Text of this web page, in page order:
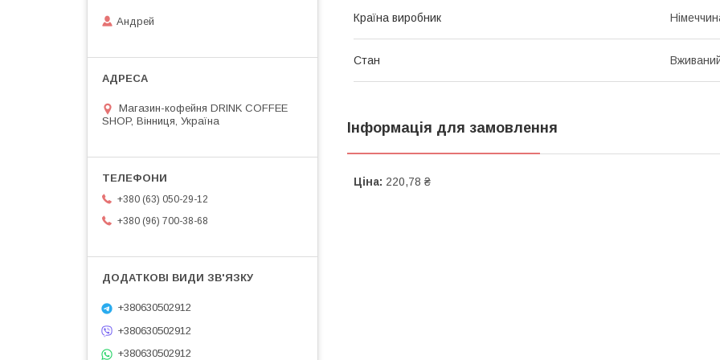
Країна виробник
Стан
Інформація для замовлення
Ціна: 220,78 ₴
Андрей
Магазин-кофейня DRINK COFFEE
SHOP, Вінниця, Україна
+380 (63) 050-29-12
+380 (96) 700-38-68
+380630502912
+380630502912
+380630502912